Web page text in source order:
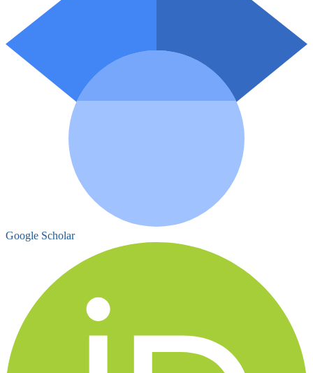
Google Scholar